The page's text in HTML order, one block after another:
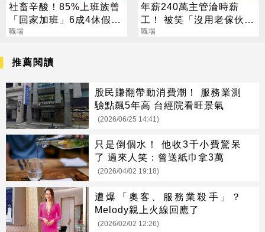
社畜辛酸！85%上班族曾
「回家加班」6成4休假也
要回公司
職場
年薪240萬主管淪時薪
工！ 被笑「沒用老傢伙」
含淚苦吞原因曝
職場
推薦閱讀
股民賺翻帶動消費潮！ 服務業測
驗點飆5年高 台經院看旺景氣
(2026/06/25 14:41)
只是倒個水！ 他收3千小費驚呆
了 過來人笑：曾送紙巾拿3萬
(2026/04/02 19:18)
遭爆「奧客、服務業殺手」？
Melody親上火線回應了
(2026/02/02 12:26)